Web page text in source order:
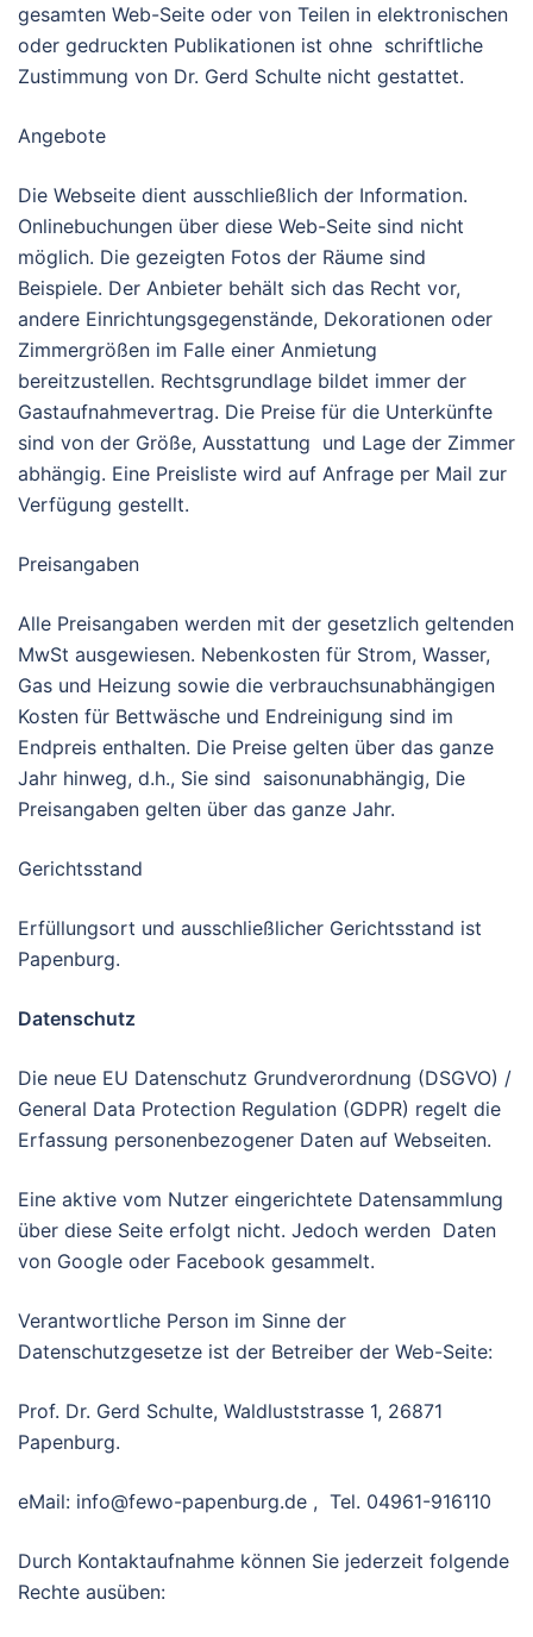
gesamten Web-Seite oder von Teilen in elektronischen
oder gedruckten Publikationen ist ohne schriftliche
Zustimmung von Dr. Gerd Schulte nicht gestattet.
Angebote
Die Webseite dient ausschließlich der Information.
Onlinebuchungen über diese Web-Seite sind nicht
möglich. Die gezeigten Fotos der Räume sind
Beispiele. Der Anbieter behält sich das Recht vor,
andere Einrichtungsgegenstände, Dekorationen oder
Zimmergrößen im Falle einer Anmietung
bereitzustellen. Rechtsgrundlage bildet immer der
Gastaufnahmevertrag. Die Preise für die Unterkünfte
sind von der Größe, Ausstattung und Lage der Zimmer
abhängig. Eine Preisliste wird auf Anfrage per Mail zur
Verfügung gestellt.
Preisangaben
Alle Preisangaben werden mit der gesetzlich geltenden
MwSt ausgewiesen. Nebenkosten für Strom, Wasser,
Gas und Heizung sowie die verbrauchsunabhängigen
Kosten für Bettwäsche und Endreinigung sind im
Endpreis enthalten. Die Preise gelten über das ganze
Jahr hinweg, d.h., Sie sind saisonunabhängig, Die
Preisangaben gelten über das ganze Jahr.
Gerichtsstand
Erfüllungsort und ausschließlicher Gerichtsstand ist
Papenburg.
Datenschutz
Die neue EU Datenschutz Grundverordnung (DSGVO) /
General Data Protection Regulation (GDPR) regelt die
Erfassung personenbezogener Daten auf Webseiten.
Eine aktive vom Nutzer eingerichtete Datensammlung
über diese Seite erfolgt nicht. Jedoch werden Daten
von Google oder Facebook gesammelt.
Verantwortliche Person im Sinne der
Datenschutzgesetze ist der Betreiber der Web-Seite:
Prof. Dr. Gerd Schulte, Waldluststrasse 1, 26871
Papenburg.
eMail: info@fewo-papenburg.de , Tel. 04961-916110
Durch Kontaktaufnahme können Sie jederzeit folgende
Rechte ausüben: